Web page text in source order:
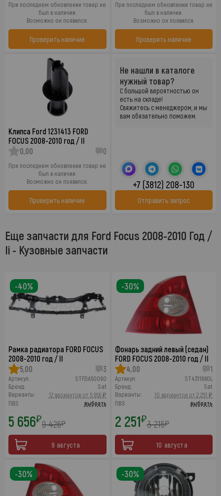
При последнем обновлении товар не
был в наличии.
Возможно он появился.
Проверить наличие
При последнем обновлении товар не
был в наличии.
Возможно он появился.
Проверить наличие
Клипса Ford 1231413 FORD
FOCUS 2008-2010 год / II
0,00
0
При последнем обновлении товар не
был в наличии.
Возможно он появился.
Проверить наличие
Не нашли в каталоге
нужный товар?
С большой вероятностью он
есть на складе!
Свяжитесь с менеджером, и мы
вам обязательно поможем.
+7 (3812) 208-130
Отправить запрос
Еще запчасти для Ford Focus 2008-2010 Год /
Ii - Кузовные запчасти
Рамка радиатора FORD FOCUS
2008-2010 год / II
5,00
3
Артикул:
STFDA50090
Бренд:
Sat
Варианты:
12 вариантов от 5 656 ₽
ПВЗ:
выбрать
5 656₽9 426₽
9 августа
-40%
Фонарь задний левый (седан)
FORD FOCUS 2008-2010 год / II
4,00
1
Артикул:
ST4311960L
Бренд:
Sat
Варианты:
10 вариантов от 2 251 ₽
ПВЗ:
выбрать
2 251₽3 215₽
10 августа
-30%
-30% -30%